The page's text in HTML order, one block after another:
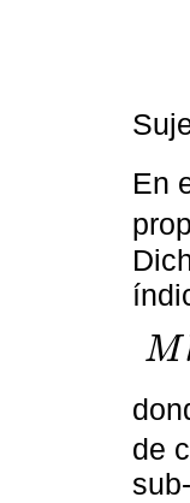
En
M
M h=
de